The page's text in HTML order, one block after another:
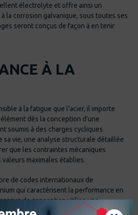
électrolyte et offre ainsi un
la corrosion galvanique, sous toutes ses
seront conçus de façon à en tenir
À LA
à la fatigue que l’acier, il importe
dès la conception d’une
soumis à des charges cycliques
sa vie, une analyse structurale détaillée
que les contraintes mécaniques
maximales établies.
de codes internationaux de
qui caractérisent la performance en
de conception utilise une
les zones où des charges cycliques